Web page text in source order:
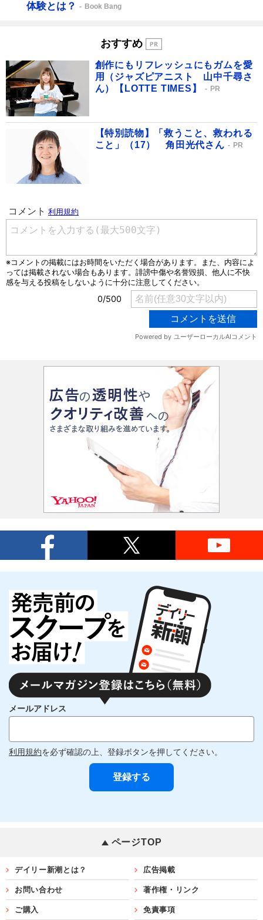
体験とは？
Book Bang
おすすめ
創作にもリフレッシュにもガムを愛
用（ジャズピアニスト 山中千尋さ
ん）【LOTTE TIMES】
PR
【特別読物】「救うこと、救われる
こと」（17） 角田光代さん
PR
メールアドレス
利用規約を必ず確認の上、登録ボタンを押してください。
ページTOP
デイリー新潮とは？ 広告掲載
お問い合わせ 著作権・リンク
ご購入 免責事項